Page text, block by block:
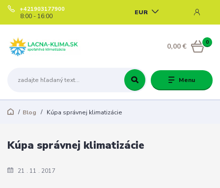
Menu
EUR
+421903177900
8:00 - 16:00
0
0,00 €
Blog Kúpa správnej klimatizácie
21 11 2017
Kúpa správnej klimatizácie